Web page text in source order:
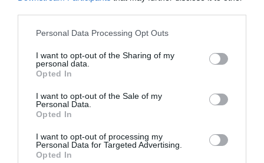
Please note that this website/app uses one or more Google
not limited to your visit or usage behaviour. You may click to
grant or deny consent to Google and its third-party tags to
use your data for below specified purposes in below Google
consent section.
Personal Data Processing Opt Outs
I want to opt-out of the Sharing of my
personal data.
Opted In
I want to opt-out of the Sale of my
Personal Data.
Opted In
I want to opt-out of processing my
Personal Data for Targeted Advertising.
Opted In
boju.PoslužitiIzvadite jelo iz pećnice i ostavite da se kratko ohladi
prilog uz omiljeno jelo.
Predloženi načini posluživanja.
lagan obrok. Za obilniju večeru dopunite je piletinom na žaru,
odreskom ili ribom.
Dodajte krišku hrskavog kruha da upije ukusni umak. Ovaj kruh
također može poslužiti kao nadjev za pečene krumpire ili